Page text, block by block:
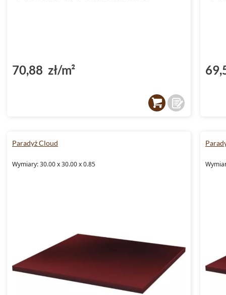
70,88 zł/m²
Paradyż Cloud
Wymiary: 30.00 x 30.00 x 0.85